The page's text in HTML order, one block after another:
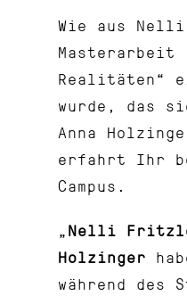
Wie aus
Masterarbeit
Realitäten“
wurde, das
Anna
erfahrt Ihr
Campus .
„Nelli
Holzinger
während des